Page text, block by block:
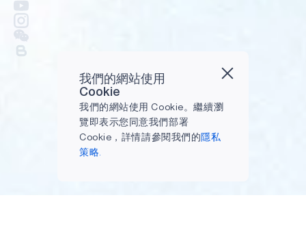
我們的網站使用
Cookie
我們的網站使用 Cookie。繼續瀏
覽即表示您同意我們部署
Cookie，詳情請參閱我們的隱私
策略.